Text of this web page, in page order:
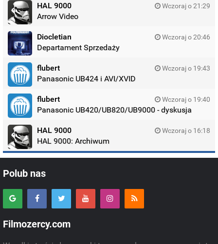
HAL 9000 Wczoraj o 21:29
Arrow Video
Diocletian Wczoraj o 20:46
Departament Sprzedaży
flubert Wczoraj o 19:43
Panasonic UB424 i AVI/XVID
flubert Wczoraj o 19:40
Panasonic UB420/UB820/UB9000 - dyskusja
HAL 9000 Wczoraj o 16:18
HAL 9000: Archiwum
Polub nas
Filmozercy.com